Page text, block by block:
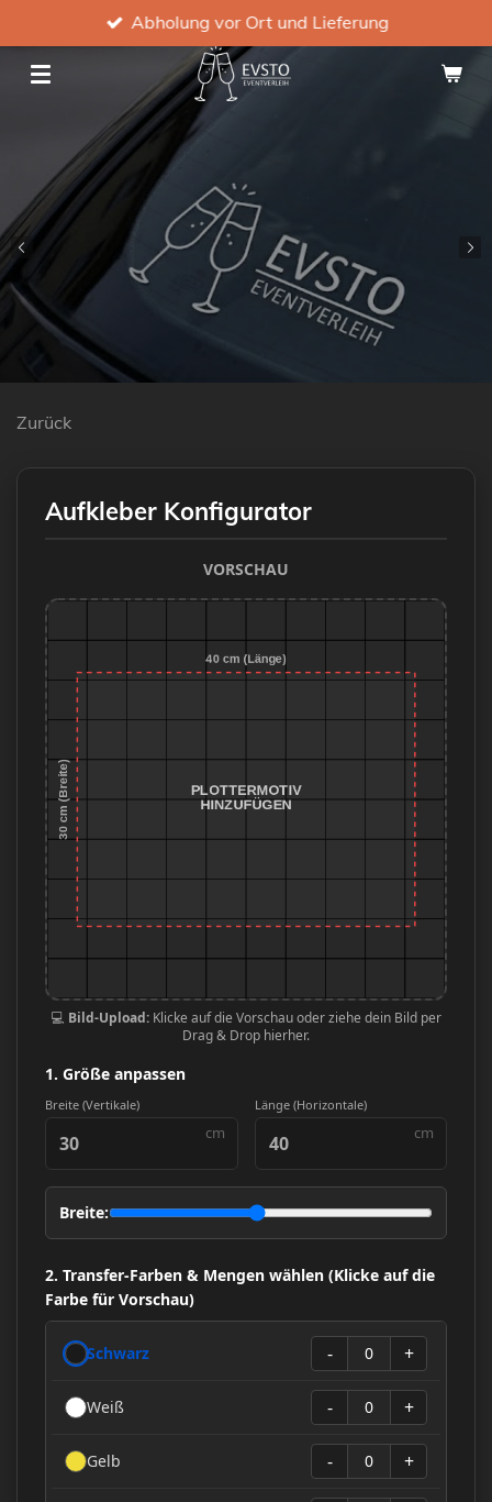
Hauptinhalt
springen
Abholung vor Ort und Lieferung
Zurück
Aufkleber Konfigurator
VORSCHAU
💻 Bild-Upload:Klicke auf die Vorschau oder ziehe dein Bild per
Drag & Drop hierher.
1. Größe anpassen
Breite (Vertikale) Länge (Horizontale)
Breite:
2. Transfer-Farben & Mengen wählen (Klicke auf die
Farbe für Vorschau)
Schwarz - 0 +
Weiß - 0 +
Gelb - 0 +